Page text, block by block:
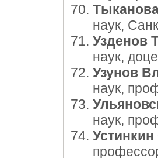
наук,
Узденов
наук,
Узунов
наук,
наук,